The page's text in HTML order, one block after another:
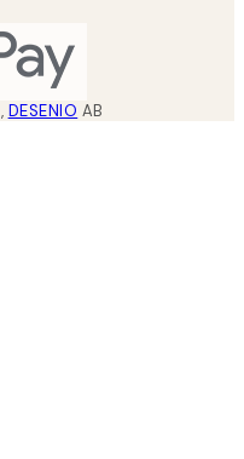
, DESENIO AB